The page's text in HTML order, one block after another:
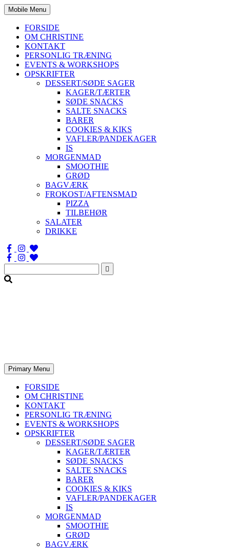
Mobile Menu
FORSIDE
OM CHRISTINE
KONTAKT
PERSONLIG TRÆNING
EVENTS & WORKSHOPS
OPSKRIFTER
DESSERT/SØDE SAGER
KAGER/TÆRTER
SØDE SNACKS
SALTE SNACKS
BARER
COOKIES & KIKS
VAFLER/PANDEKAGER
IS
MORGENMAD
SMOOTHIE
GRØD
BAGVÆRK
FROKOST/AFTENSMAD
PIZZA
TILBEHØR
SALATER
DRIKKE
Søg
efter:
Primary Menu
FORSIDE
OM CHRISTINE
KONTAKT
PERSONLIG TRÆNING
EVENTS & WORKSHOPS
OPSKRIFTER
DESSERT/SØDE SAGER
KAGER/TÆRTER
SØDE SNACKS
SALTE SNACKS
BARER
COOKIES & KIKS
VAFLER/PANDEKAGER
IS
MORGENMAD
SMOOTHIE
GRØD
BAGVÆRK